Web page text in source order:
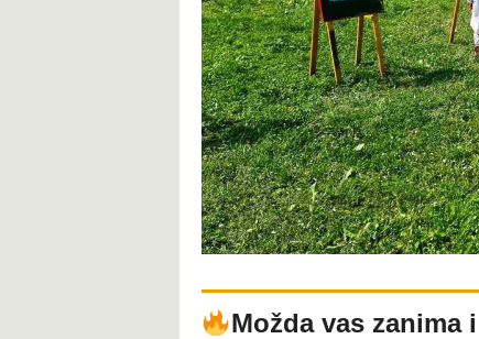
Možda vas zanima